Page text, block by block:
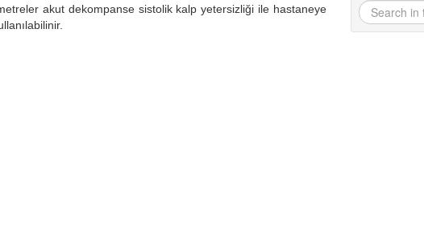
akut dekompanse sistolik kalp yetersizliği ile hastaneye